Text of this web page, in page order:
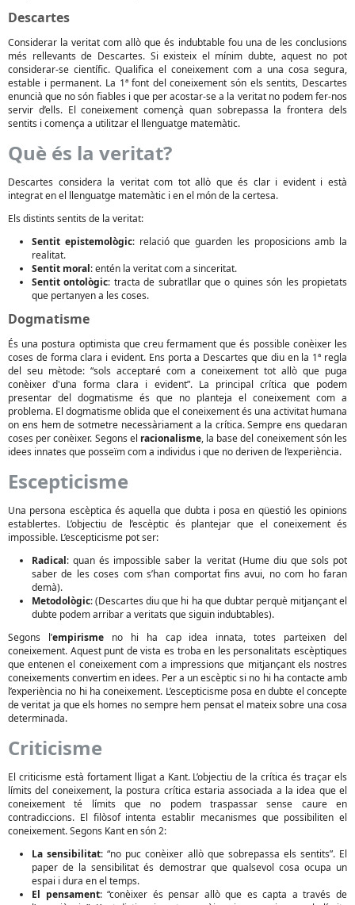
Descartes
Considerar la veritat com allò que és indubtable fou una de les conclusions
més rellevants de Descartes. Si existeix el mínim dubte, aquest no pot
considerar-se científic. Qualifica el coneixement com a una cosa segura,
estable i permanent. La 1ª font del coneixement són els sentits, Descartes
enuncià que no són fiables i que per acostar-se a la veritat no podem fer-nos
servir d’ells. El coneixement començà quan sobrepassa la frontera dels
sentits i comença a utilitzar el llenguatge matemàtic.
Què és la veritat?
Descartes considera la veritat com tot allò que és clar i evident i està
integrat en el llenguatge matemàtic i en el món de la certesa.
Els distints sentits de la veritat:
Sentit epistemològic: relació que guarden les proposicions amb la
realitat.
Sentit moral: entén la veritat com a sinceritat.
Sentit ontològic: tracta de subratllar que o quines són les propietats
que pertanyen a les coses.
Dogmatisme
És una postura optimista que creu fermament que és possible conèixer les
coses de forma clara i evident. Ens porta a Descartes que diu en la 1ª regla
del seu mètode: “sols acceptaré com a coneixement tot allò que puga
conèixer d'una forma clara i evident”. La principal crítica que podem
presentar del dogmatisme és que no planteja el coneixement com a
problema. El dogmatisme oblida que el coneixement és una activitat humana
on ens hem de sotmetre necessàriament a la crítica. Sempre ens quedaran
coses per conèixer. Segons el racionalisme, la base del coneixement són les
idees innates que posseïm com a individus i que no deriven de l’experiència.
Escepticisme
Una persona escèptica és aquella que dubta i posa en qüestió les opinions
establertes. L’objectiu de l’escèptic és plantejar que el coneixement és
impossible. L’escepticisme pot ser:
Radical: quan és impossible saber la veritat (Hume diu que sols pot
saber de les coses com s’han comportat fins avui, no com ho faran
demà).
Metodològic: (Descartes diu que hi ha que dubtar perquè mitjançant el
dubte podem arribar a veritats que siguin indubtables).
Segons l’empirismeno hi ha cap idea innata, totes parteixen del
coneixement. Aquest punt de vista es troba en les personalitats escèptiques
que entenen el coneixement com a impressions que mitjançant els nostres
coneixements convertim en idees. Per a un escèptic si no hi ha contacte amb
l’experiència no hi ha coneixement. L’escepticisme posa en dubte el concepte
de veritat ja que els homes no sempre hem pensat el mateix sobre una cosa
determinada.
Criticisme
El criticisme està fortament lligat a Kant. L’objectiu de la crítica és traçar els
límits del coneixement, la postura crítica estaria associada a la idea que el
coneixement té límits que no podem traspassar sense caure en
contradiccions. El filòsof intenta establir mecanismes que possibiliten el
coneixement. Segons Kant en són 2:
La sensibilitat: “no puc conèixer allò que sobrepassa els sentits”. El
paper de la sensibilitat és demostrar que qualsevol cosa ocupa un
espai i dura en el temps.
El pensament: “conèixer és pensar allò que es capta a través de